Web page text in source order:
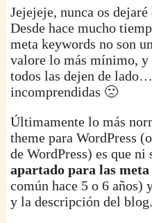
Jejejeje, nunca os
Desde hace mucho
meta keywords no son
valore lo más mínimo, y
todos las dejen de
incomprendidas 🙁
Últimamente lo más
theme para WordPress
de WordPress) es que ni
apartado para las
común hace 5 o 6 años)
y la descripción del blog.